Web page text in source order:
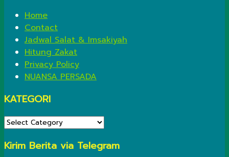
Home
Contact
Jadwal Salat & Imsakiyah
Hitung Zakat
Privacy Policy
NUANSA PERSADA
KATEGORI
KATEGORI
Kirim Berita via Telegram